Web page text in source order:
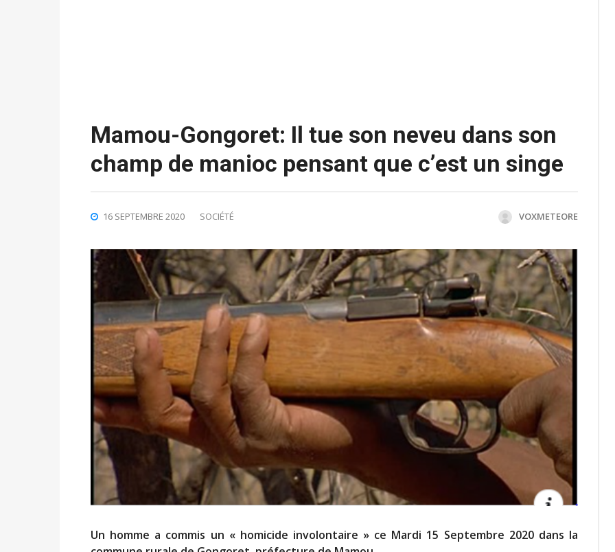
Mamou-Gongoret: Il tue son neveu dans son
champ de manioc pensant que c’est un singe
16 SEPTEMBRE 2020 SOCIÉTÉ VOXMETEORE
Un homme a commis un « homicide involontaire » ce Mardi 15 Septembre 2020 dans la